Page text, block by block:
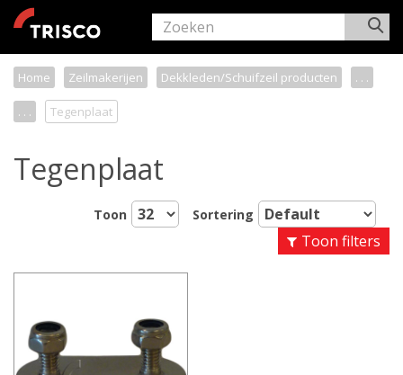
Home Zeilmakerijen Dekkleden/Schuifzeil producten . . .
. . . Tegenplaat
Tegenplaat
Toon Sortering
Toon filters